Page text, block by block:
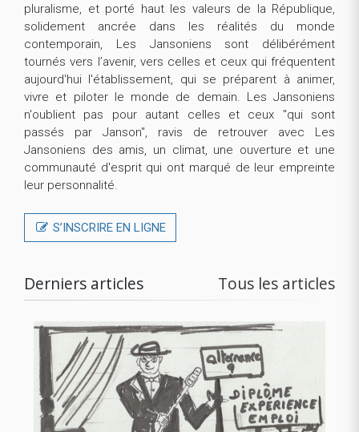
pluralisme, et porté haut les valeurs de la République,
solidement ancrée dans les réalités du monde
contemporain, Les Jansoniens sont délibérément
tournés vers l’avenir, vers celles et ceux qui fréquentent
aujourd'hui l'établissement, qui se préparent à animer,
vivre et piloter le monde de demain. Les Jansoniens
n'oublient pas pour autant celles et ceux "qui sont
passés par Janson", ravis de retrouver avec Les
Jansoniens des amis, un climat, une ouverture et une
communauté d'esprit qui ont marqué de leur empreinte
leur personnalité.
S’INSCRIRE EN LIGNE
Derniers articles Tous les articles